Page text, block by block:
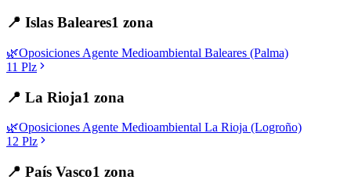
📍 Islas Baleares1 zona
🌿Oposiciones Agente Medioambiental Baleares (Palma)
11 Plz
📍 La Rioja1 zona
🌿Oposiciones Agente Medioambiental La Rioja (Logroño)
12 Plz
📍 País Vasco1 zona